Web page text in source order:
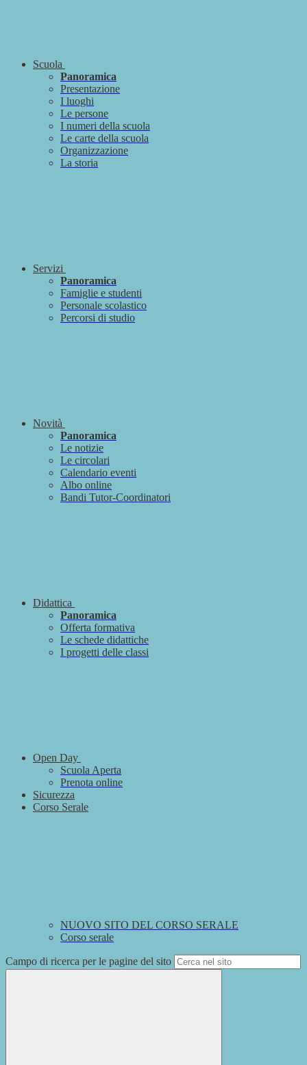
Scuola
Panoramica
Presentazione
I luoghi
Le persone
I numeri della scuola
Le carte della scuola
Organizzazione
La storia
Servizi
Panoramica
Famiglie e studenti
Personale scolastico
Percorsi di studio
Novità
Panoramica
Le notizie
Le circolari
Calendario eventi
Albo online
Bandi Tutor-Coordinatori
Didattica
Panoramica
Offerta formativa
Le schede didattiche
I progetti delle classi
Open Day
Scuola Aperta
Prenota online
Sicurezza
Corso Serale
NUOVO SITO DEL CORSO SERALE
Corso serale
Campo di ricerca per le pagine del sito